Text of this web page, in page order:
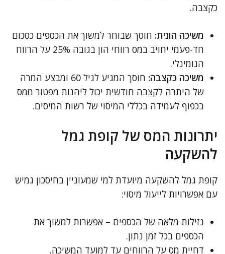
כקצבה.
משיכה הונית: חוסך שבוחר למשוך את הכספים כסכום
חד-פעמי יחויב במס רווחי הון בגובה 25% על הרווח
הנומינלי.
משיכה כקצבה:
חוסך המגיע לגיל 60 ומבצע המרה
של היתרה לקצבה חודשית יכול ליהנות מפטור ממס
בכפוף לעמידה בכללי המיסוי של רשות המיסים.
יתרונות המס של קופת גמל
להשקעה
קופת גמל להשקעה מיועדת למי שמעוניין בחיסכון גמיש
עם אפשרויות לייעול מיסוי:
נזילות מלאה של הכספים – אפשרות למשוך את
הכספים בכל זמן נתון.
דחיית מס על הרווחים עד למועד המשיכה.